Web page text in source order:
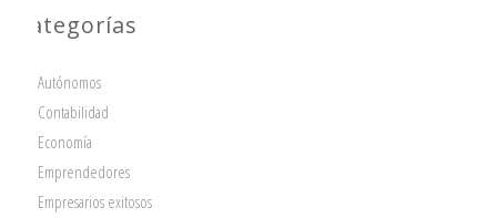
Categorías
Autónomos
Contabilidad
Economía
Emprendedores
Empresarios exitosos